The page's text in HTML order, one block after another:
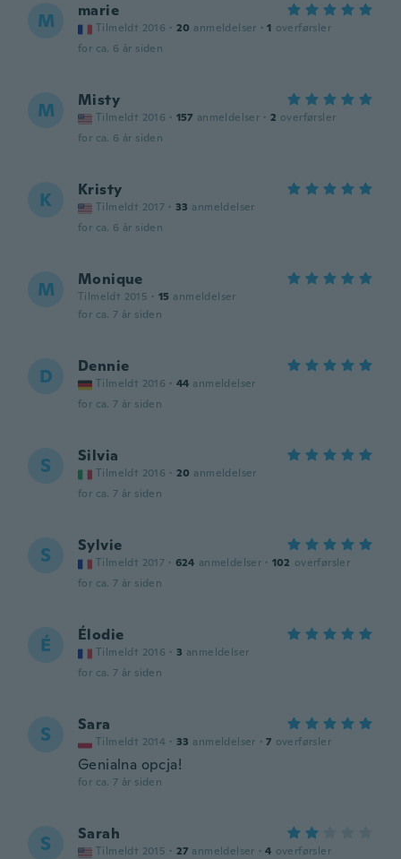
M marie
Tilmeldt 2016 · 20 anmeldelser · 1 overførsler
for ca. 6 år siden
M Misty
Tilmeldt 2016 · 157 anmeldelser · 2 overførsler
for ca. 6 år siden
K Kristy
Tilmeldt 2017 · 33 anmeldelser
for ca. 6 år siden
M Monique
Tilmeldt 2015 · 15 anmeldelser
for ca. 7 år siden
D Dennie
Tilmeldt 2016 · 44 anmeldelser
for ca. 7 år siden
S Silvia
Tilmeldt 2016 · 20 anmeldelser
for ca. 7 år siden
S Sylvie
Tilmeldt 2017 · 624 anmeldelser · 102 overførsler
for ca. 7 år siden
É Élodie
Tilmeldt 2016 · 3 anmeldelser
for ca. 7 år siden
S Sara
Tilmeldt 2014 · 33 anmeldelser · 7 overførsler
Genialna opcja!
for ca. 7 år siden
S Sarah
Tilmeldt 2015 · 27 anmeldelser · 4 overførsler